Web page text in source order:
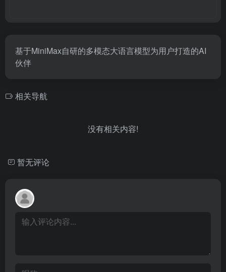
基于MiniMax自研的多模态大语言模型为用户打造的AI
伙伴
相关导航
没有相关内容!
暂无评论